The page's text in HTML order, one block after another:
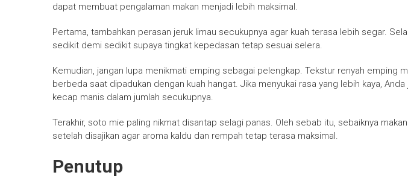
dapat membuat pengalaman makan menjadi lebih maksimal.
Pertama, tambahkan perasan jeruk limau secukupnya agar kuah terasa lebih segar.
sedikit demi sedikit supaya tingkat kepedasan tetap sesuai selera.
Kemudian, jangan lupa menikmati emping sebagai pelengkap. Tekstur renyah emping
berbeda saat dipadukan dengan kuah hangat. Jika menyukai rasa yang lebih kaya,
kecap manis dalam jumlah secukupnya.
Terakhir, soto mie paling nikmat disantap selagi panas. Oleh sebab itu, sebaiknya
setelah disajikan agar aroma kaldu dan rempah tetap terasa maksimal.
Penutup